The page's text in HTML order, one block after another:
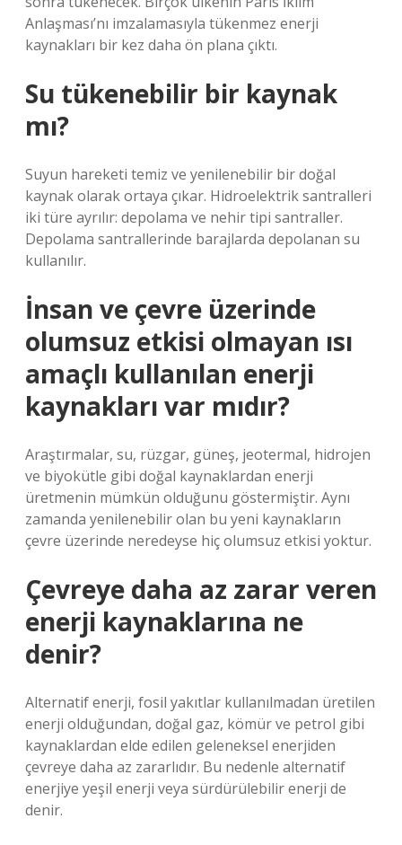
Anlaşması’nı imzalamasıyla tükenmez enerji
kaynakları bir kez daha ön plana çıktı.
Su tükenebilir bir kaynak
mı?
Suyun hareketi temiz ve yenilenebilir bir doğal
kaynak olarak ortaya çıkar. Hidroelektrik santralleri
iki türe ayrılır: depolama ve nehir tipi santraller.
Depolama santrallerinde barajlarda depolanan su
kullanılır.
İnsan ve çevre üzerinde
olumsuz etkisi olmayan ısı
amaçlı kullanılan enerji
kaynakları var mıdır?
Araştırmalar, su, rüzgar, güneş, jeotermal, hidrojen
ve biyokütle gibi doğal kaynaklardan enerji
üretmenin mümkün olduğunu göstermiştir. Aynı
zamanda yenilenebilir olan bu yeni kaynakların
çevre üzerinde neredeyse hiç olumsuz etkisi yoktur.
Çevreye daha az zarar veren
enerji kaynaklarına ne
denir?
Alternatif enerji, fosil yakıtlar kullanılmadan üretilen
enerji olduğundan, doğal gaz, kömür ve petrol gibi
kaynaklardan elde edilen geleneksel enerjiden
çevreye daha az zararlıdır. Bu nedenle alternatif
enerjiye yeşil enerji veya sürdürülebilir enerji de
denir.